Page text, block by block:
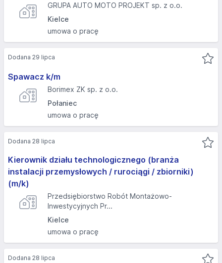
GRUPA AUTO MOTO PROJEKT sp. z o.o.
Kielce
umowa o pracę
Spawacz k/m
Borimex ZK sp. z o.o.
Połaniec
umowa o pracę
Dodana 29 lipca
Kierownik działu technologicznego (branża
instalacji przemysłowych / rurociągi / zbiorniki)
(m/k)
Przedsiębiorstwo Robót Montażowo-
Inwestycyjnych Pr...
Kielce
umowa o pracę
Dodana 28 lipca
Dodana 28 lipca